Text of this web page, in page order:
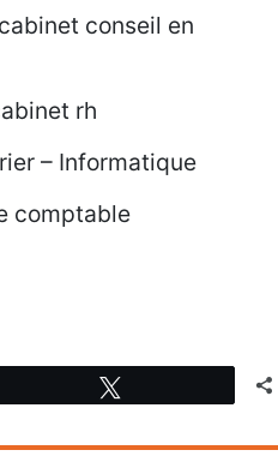
conseil en
rh
– Informatique
comptable